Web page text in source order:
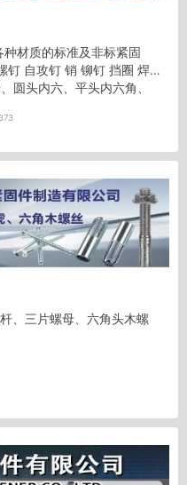
钉 自攻钉 销 铆钉 挡圈 焊
圆头内六、平头内六角、